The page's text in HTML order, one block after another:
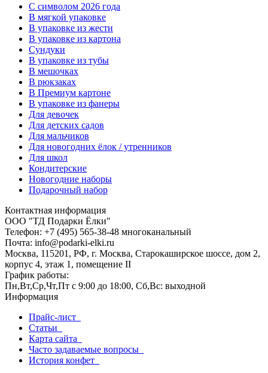
C символом 2026 года
В мягкой упаковке
В упаковке из жести
В упаковке из картона
Сундуки
В упаковке из тубы
В мешочках
В рюкзаках
В Премиум картоне
В упаковке из фанеры
Для девочек
Для детских садов
Для мальчиков
Для новогодних ёлок / утренников
Для школ
Кондитерские
Новогодние наборы
Подарочный набор
Контактная информация
ООО "ТД Подарки Ёлки"
Телефон: +7 (495) 565-38-48 многоканальный
Почта: info@podarki-elki.ru
Москва, 115201, РФ, г. Москва, Старокаширское шоссе, дом 2,
корпус 4, этаж 1, помещение II
График работы:
Пн,Вт,Ср,Чт,Пт с 9:00 до 18:00, Сб,Вс: выходной
Информация
Прайс-лист
Статьи
Карта сайта
Часто задаваемые вопросы
История конфет